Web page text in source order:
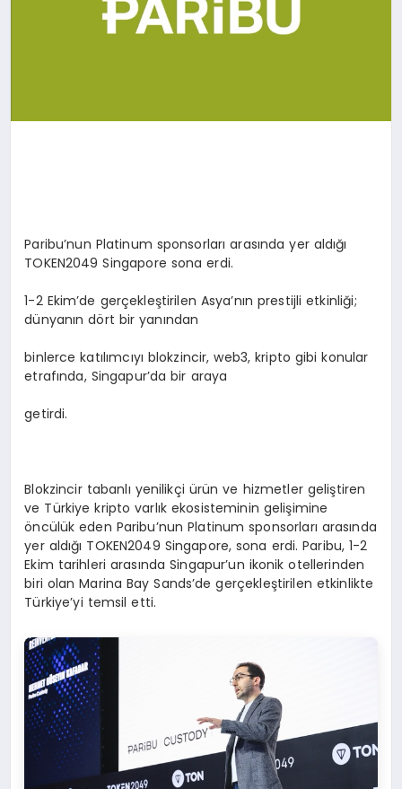
Paribu’nun Platinum sponsorları arasında yer aldığı
TOKEN2049 Singapore sona erdi.
1-2 Ekim’de gerçekleştirilen Asya’nın prestijli etkinliği;
dünyanın dört bir yanından
binlerce katılımcıyı blokzincir, web3, kripto gibi konular
etrafında, Singapur’da bir araya
getirdi.
Blokzincir tabanlı yenilikçi ürün ve hizmetler geliştiren
ve Türkiye kripto varlık ekosisteminin gelişimine
öncülük eden Paribu’nun Platinum sponsorları arasında
yer aldığı TOKEN2049 Singapore, sona erdi. Paribu, 1-2
Ekim tarihleri arasında Singapur’un ikonik otellerinden
biri olan Marina Bay Sands’de gerçekleştirilen etkinlikte
Türkiye’yi temsil etti.